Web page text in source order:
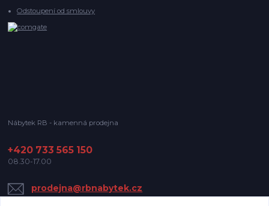
Odstoupení od smlouvy
Nábytek RB - kamenná prodejna
+420 733 565 150
08.30-17.00
prodejna@rbnabytek.cz